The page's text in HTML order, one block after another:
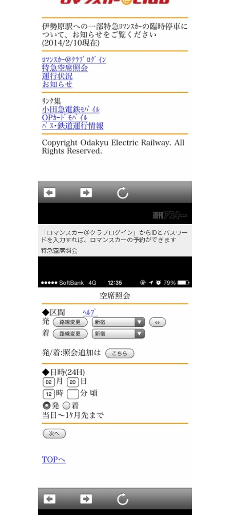
「ロマンスカー＠クラブログイン」からIDとパスワー
ドを入力すれば、ロマンスカーの予約ができます
特急空席照会